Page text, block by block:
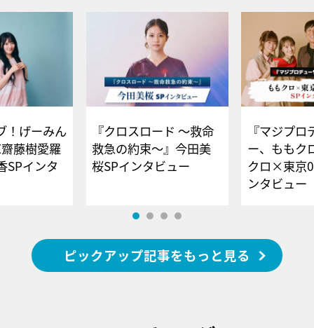
！げーみん
藤樹愛羅
SPインタ
『クロスロード ～救命
救急の約束～』今田美
桜SPインタビュー
『マジプロ
ー、ももク
クロ×東京
ンタビュー
ピックアップ記事をもっと見る